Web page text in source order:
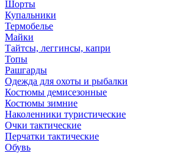
Шорты
Купальники
Термобелье
Майки
Тайтсы, леггинсы, капри
Топы
Рашгарды
Одежда для охоты и рыбалки
Костюмы демисезонные
Костюмы зимние
Наколенники туристические
Очки тактические
Перчатки тактические
Обувь